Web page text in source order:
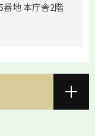
番地 本庁舎2階